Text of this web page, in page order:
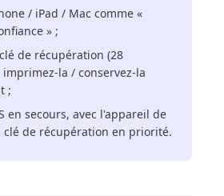
/ iPad / Mac comme «
» ;
de récupération (28
imprimez-la / conservez-la
;
en secours, avec l'appareil de
clé de récupération en priorité.